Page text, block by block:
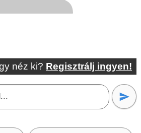
néz ki? Regisztrálj ingyen!